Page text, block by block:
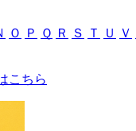
Ｏ Ｐ Ｑ Ｒ Ｓ Ｔ Ｕ Ｖ
こちら